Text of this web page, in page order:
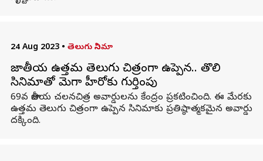
24 Aug 2023 • తెలుగు సినిమా
జాతీయ ఉత్తమ తెలుగు చిత్రంగా ఉప్పెన.. తొలి
సినిమాతోనే మెగా హీరోకు గుర్తింపు
69వ జాతీయ చలనచిత్ర అవార్డులను కేంద్రం ప్రకటించింది. ఈ మేరకు
ఉత్తమ తెలుగు చిత్రంగా ఉప్పెన సినిమాకు ప్రతిష్ఠాత్మకమైన అవార్డు
దక్కింది.